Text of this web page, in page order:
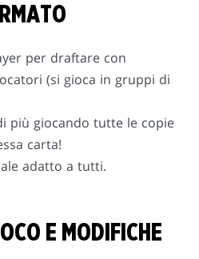
per draftare con
(si gioca in gruppi di
più giocando tutte le copie
carta!
adatto a tutti.
E MODIFICHE